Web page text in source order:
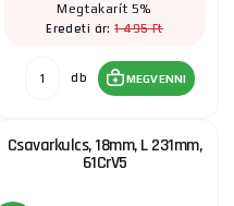
Megtakarít 5%
Eredeti ár:1 495 Ft
db MEGVENNI
Csavarkulcs, 18mm, L 231mm,
61CrV5